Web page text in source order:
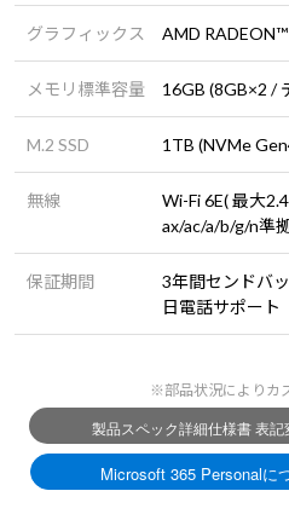
グラフィックス AMD
メモリ標準容量 16GB (8GB×2 /
M.2 SSD 1TB (NVMe
無線
Wi-Fi 6E( 最大
ax/ac/a/b/g/n準
保証期間
3年間センドバ
日電話サポート
※部品状況によりカ